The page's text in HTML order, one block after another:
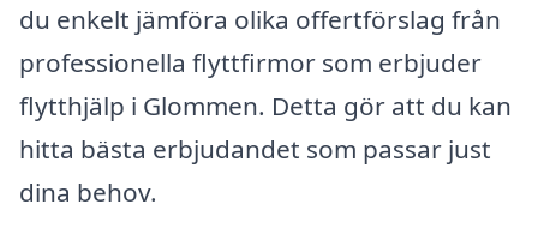
du enkelt jämföra olika offertförslag från
professionella flyttfirmor som erbjuder
flytthjälp i Glommen. Detta gör att du kan
hitta bästa erbjudandet som passar just
dina behov.